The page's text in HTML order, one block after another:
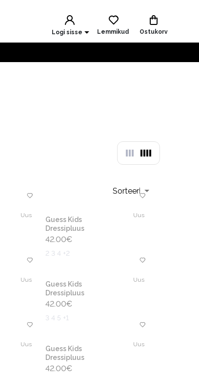
Logi sisse Lemmikud Ostukorv
Sorteeri
Uus Uus
Guess Kids
Dressipluus
42.00€
2 3 4 +2
Uus Uus
Guess Kids
Dressipluus
42.00€
3 4 5 +1
Uus Uus
Guess Kids
Dressipluus
42.00€